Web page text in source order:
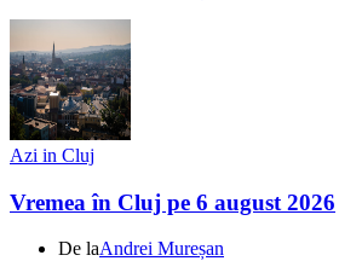
Azi in Cluj
Vremea în Cluj pe 6 august 2026
De laAndrei Mureșan